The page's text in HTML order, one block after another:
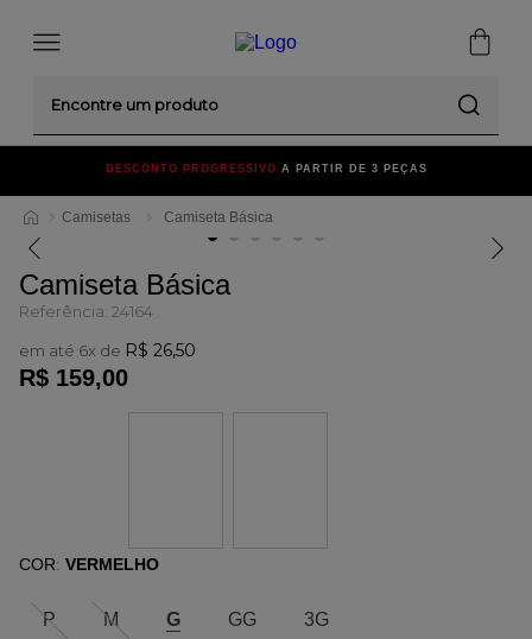
DESCONTO PROGRESSIVO A PARTIR DE 3 PEÇAS
Camisetas Camiseta Básica
Camiseta Básica
Referência: 24164
em até 6x de R$ 26,50
R$ 159,00
COR: VERMELHO
P M G GG 3G